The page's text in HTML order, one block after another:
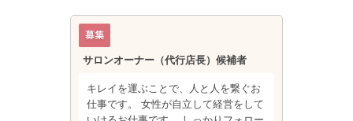
サロンオーナー（代行店長）候補者
キレイを運ぶことで、人と人を繋ぐお
仕事です。 女性が自立して経営をして